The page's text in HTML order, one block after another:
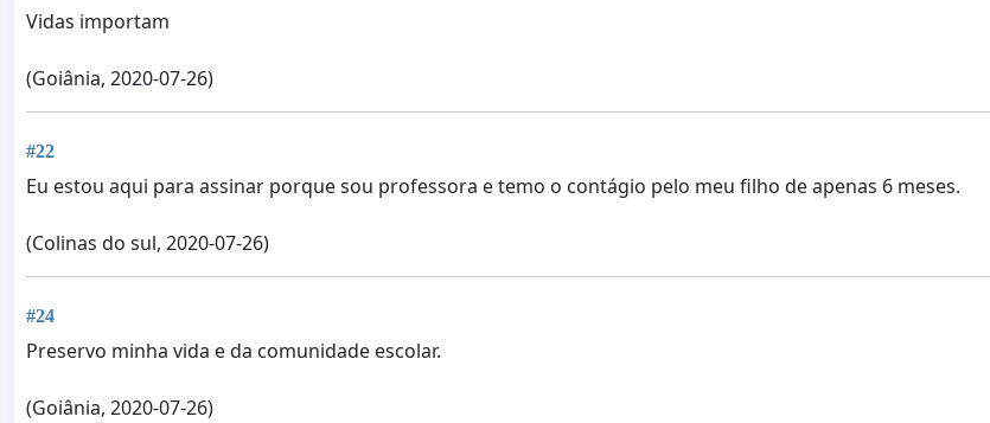
Vidas importam
(Goiânia, 2020-07-26)
#22
Eu estou aqui para assinar porque sou professora e temo o contágio pelo meu filho de apenas 6 meses.
(Colinas do sul, 2020-07-26)
#24
Preservo minha vida e da comunidade escolar.
(Goiânia, 2020-07-26)